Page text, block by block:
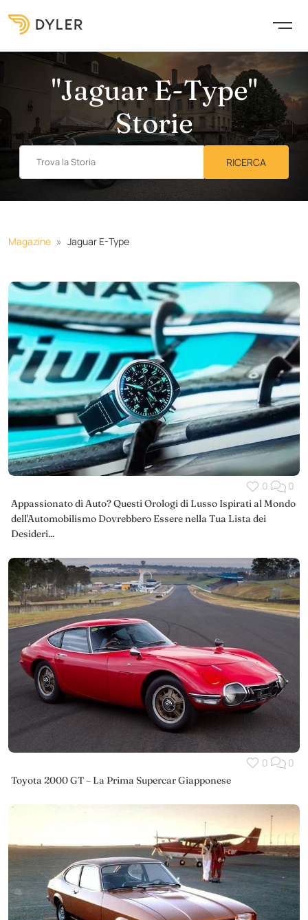
"Jaguar E-Type"
Storie
Magazine Jaguar E-Type
0 0
Appassionato di Auto? Questi Orologi di Lusso Ispirati al Mondo
dell'Automobilismo Dovrebbero Essere nella Tua Lista dei
Desideri...
0 0
Toyota 2000 GT – La Prima Supercar Giapponese